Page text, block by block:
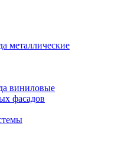
металлические
виниловые
фасадов